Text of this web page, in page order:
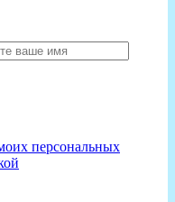
персональных